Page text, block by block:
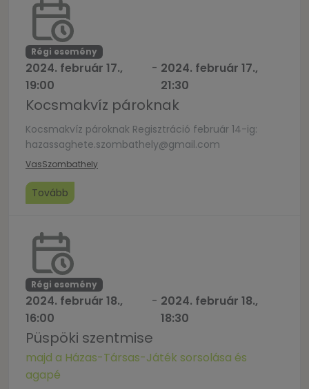
Régi esemény
2024. február 17.,
19:00
- 2024. február 17.,
21:30
Kocsmakvíz pároknak
Kocsmakvíz pároknak Regisztráció február 14-ig:
hazassaghete.szombathely@gmail.com
VasSzombathely
Tovább
Régi esemény
2024. február 18.,
16:00
- 2024. február 18.,
18:30
Püspöki szentmise
majd a Házas-Társas-Játék sorsolása és
agapé